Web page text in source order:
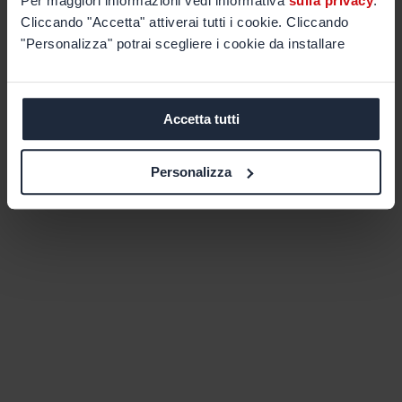
Cliccando "Accetta" attiverai tutti i cookie. Cliccando
"Personalizza" potrai scegliere i cookie da installare
Accetta tutti
Personalizza